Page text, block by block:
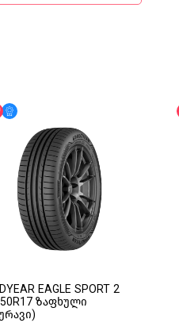
მიწოდება
ფასდაკლება
EAGLE SPORT 2
ზაფხული